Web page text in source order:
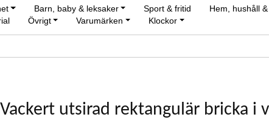
Barn, baby & leksaker Sport & fritid
Hem, hushåll
Övrigt Varumärken Klockor
Vackert utsirad rektangulär bricka i